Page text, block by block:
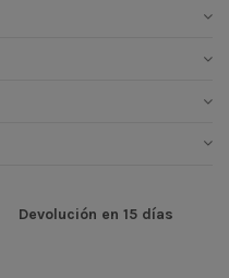
Devolución en 15 días